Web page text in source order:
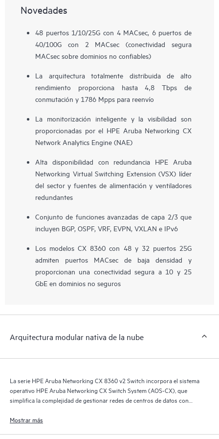
Novedades
48 puertos 1/10/25G con 4 MACsec, 6 puertos de
40/100G con 2 MACsec (conectividad segura
MACsec sobre dominios no confiables)
La arquitectura totalmente distribuida de alto
rendimiento proporciona hasta 4,8 Tbps de
conmutación y 1786 Mpps para reenvío
La monitorización inteligente y la visibilidad son
proporcionadas por el HPE Aruba Networking CX
Network Analytics Engine (NAE)
Alta disponibilidad con redundancia HPE Aruba
Networking Virtual Switching Extension (VSX) líder
del sector y fuentes de alimentación y ventiladores
redundantes
Conjunto de funciones avanzadas de capa 2/3 que
incluyen BGP, OSPF, VRF, EVPN, VXLAN e IPv6
Los modelos CX 8360 con 48 y 32 puertos 25G
admiten puertos MACsec de baja densidad y
proporcionan una conectividad segura a 10 y 25
GbE en dominios no seguros
Arquitectura modular nativa de la nube
La serie HPE Aruba Networking CX 8360 v2 Switch incorpora el sistema
operativo HPE Aruba Networking CX Switch System (AOS-CX), que
simplifica la complejidad de gestionar redes de centros de datos con
organización de TI.
Mostrar más